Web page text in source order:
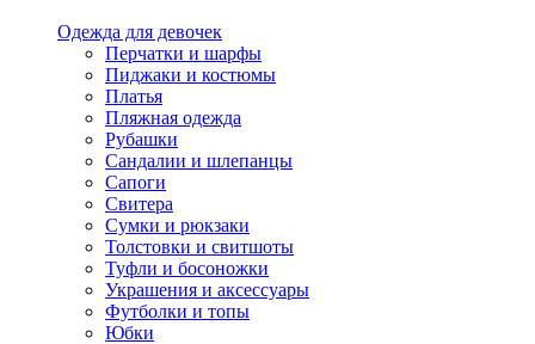
Одежда для девочек
Перчатки и шарфы
Пиджаки и костюмы
Платья
Пляжная одежда
Рубашки
Сандалии и шлепанцы
Сапоги
Свитера
Сумки и рюкзаки
Толстовки и свитшоты
Туфли и босоножки
Украшения и аксессуары
Футболки и топы
Юбки